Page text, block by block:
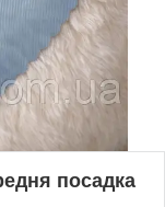
посадка